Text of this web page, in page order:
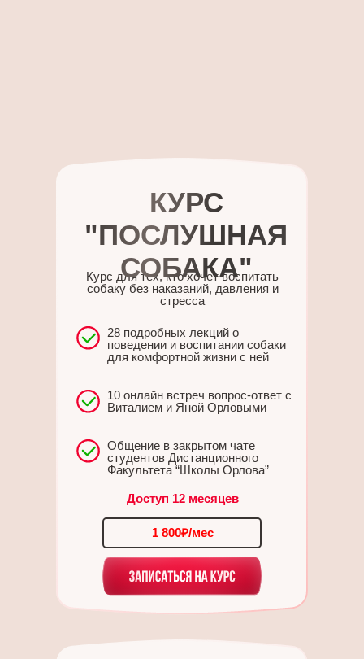
Курс для тех, кто хочет воспитать
собаку без наказаний, давления и
стресса
Доступ 12 месяцев
1 800₽/мес
28 подробных лекций о
поведении и воспитании собаки
для комфортной жизни с ней
10 онлайн встреч вопрос-ответ с
Виталием и Яной Орловыми
Общение в закрытом чате
студентов Дистанционного
Факультета “Школы Орлова”
КУРС
"ПОСЛУШНАЯ
СОБАКА"